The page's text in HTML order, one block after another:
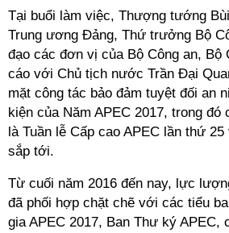
Tại buổi làm việc, Thượng tướng
Trung ương Đảng, Thứ trưởng Bộ
đạo các đơn vị của Bộ Công an, Bộ
cáo với Chủ tịch nước Trần Đại
mặt công tác bảo đảm tuyệt đối an
kiện của Năm APEC 2017, trong đó
là Tuần lễ Cấp cao APEC lần thứ 25
sắp tới.
Từ cuối năm 2016 đến nay, lực
đã phối hợp chặt chẽ với các tiểu
gia APEC 2017, Ban Thư ký APEC,